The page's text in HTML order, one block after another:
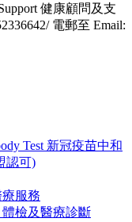
健康顧問及支
電郵至 Email:
Test 新冠疫苗中和
認可)
療服務
體檢及醫療診斷